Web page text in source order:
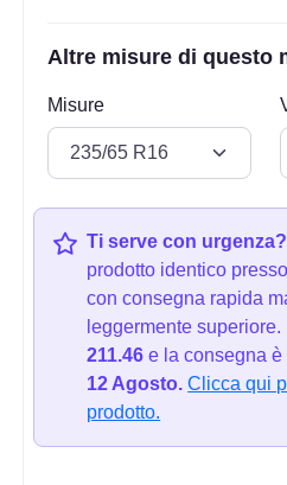
Altre misure di questo
Misure
Ti serve con urgenza?
prodotto identico
con consegna rapida
leggermente
211.46 e la consegna
12 Agosto. Clicca qui
prodotto.